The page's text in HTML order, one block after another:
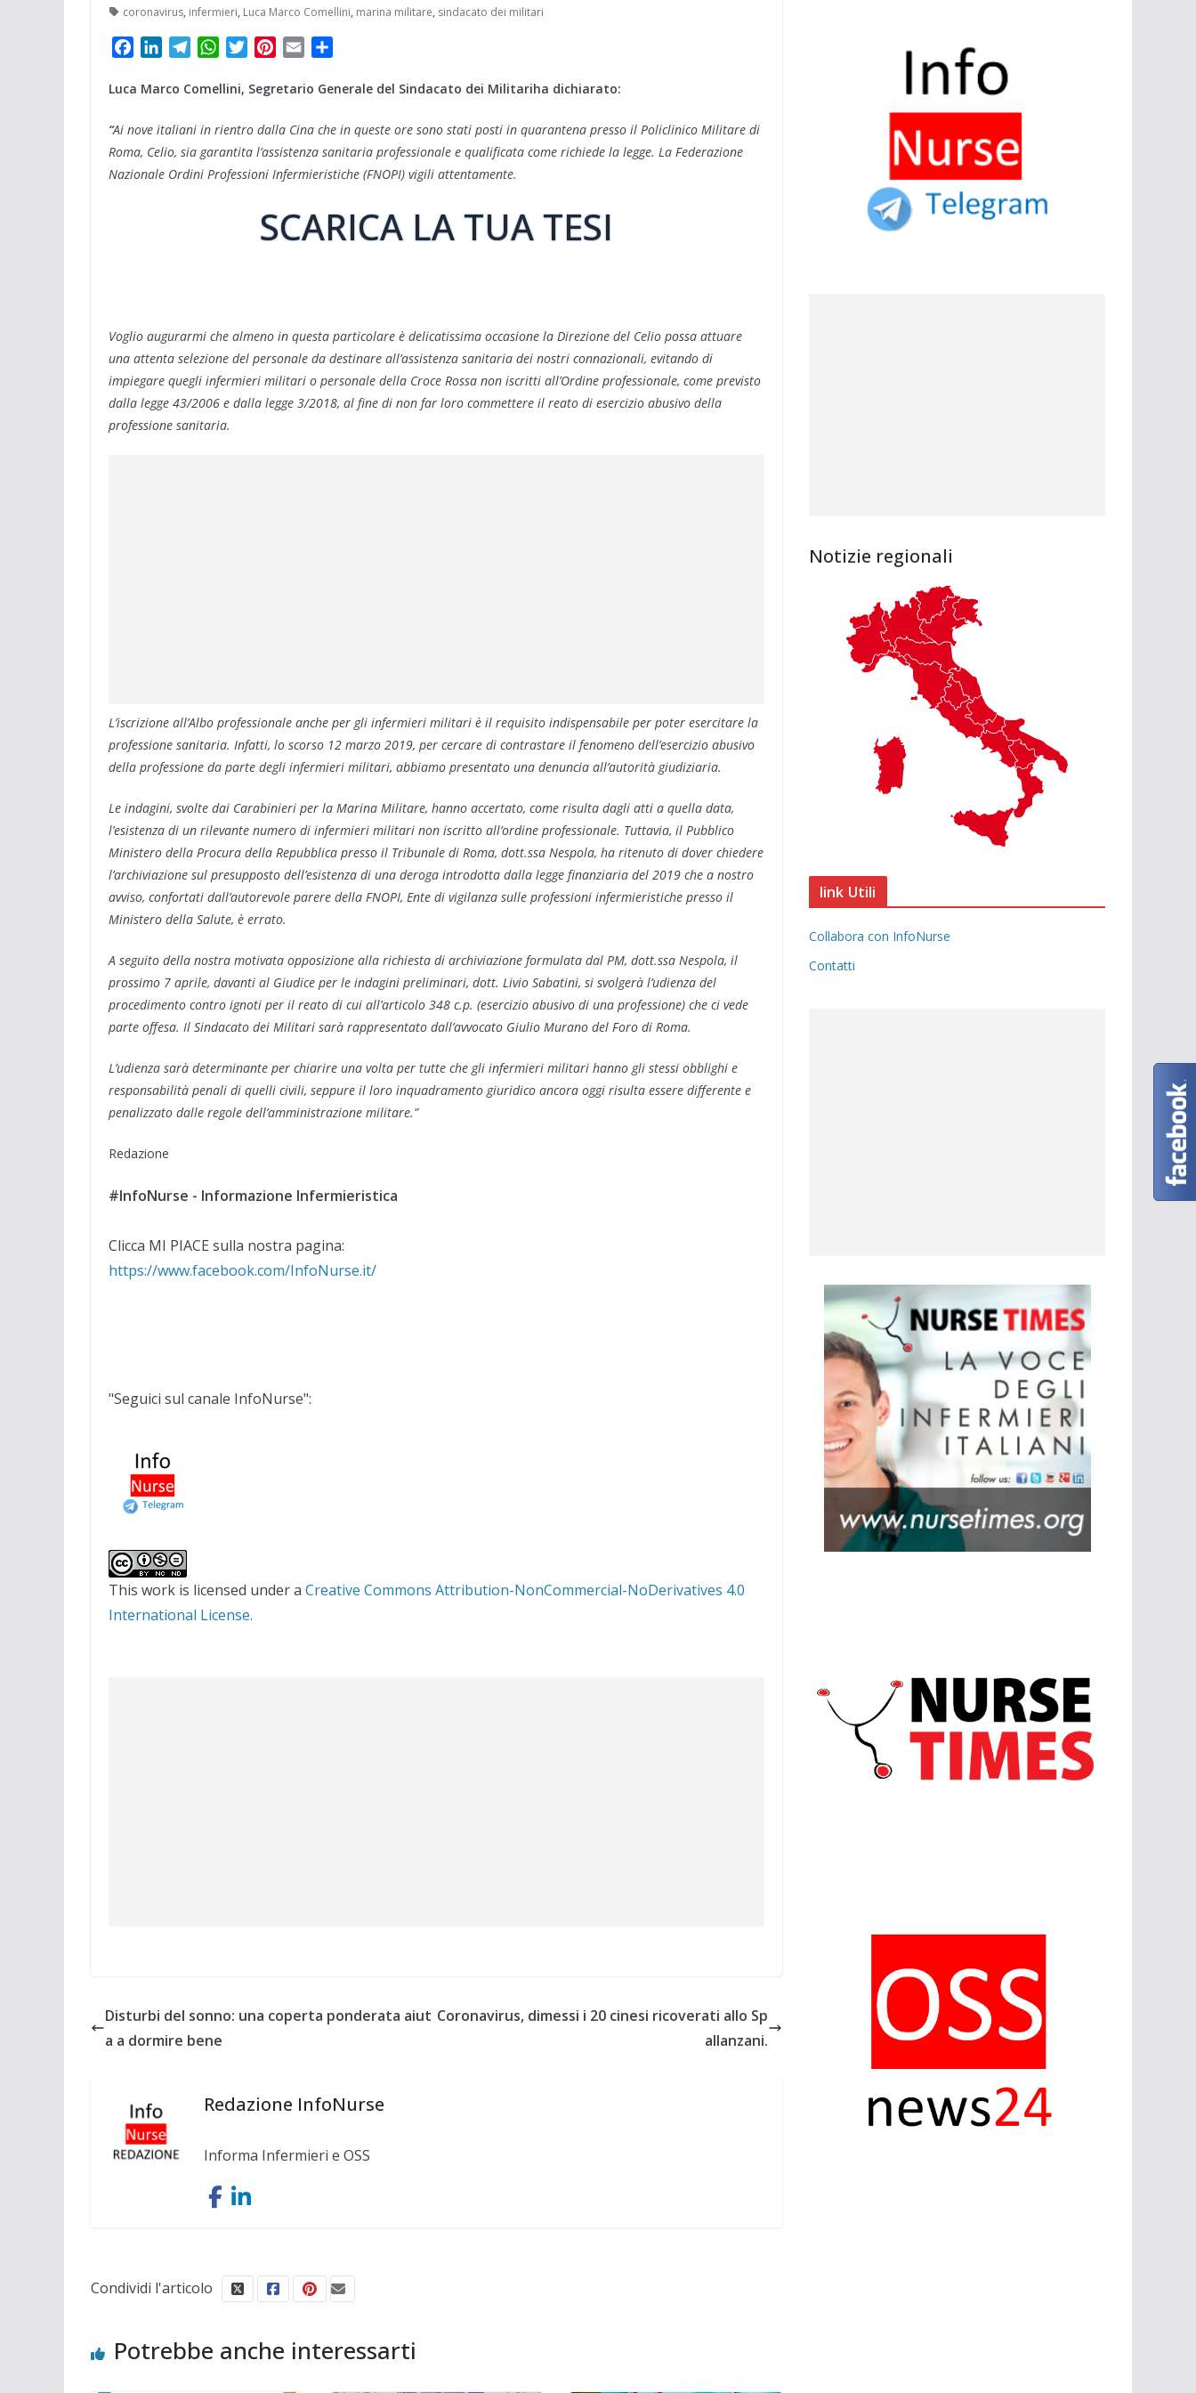
coronavirus, infermieri, Luca Marco Comellini, marina militare, sindacato dei militari
c
b
o
o
n
e
d
I
l
g
r
a
W
a
s
A
p
i
t
e
r
n
e
r
e
t
a
l
n
i
v
i
i
Luca Marco Comellini, Segretario Generale del Sindacato dei Militariha dichiarato:
“Ai nove italiani in rientro dalla Cina che in queste ore sono stati posti in quarantena presso il Policlinico Militare di
Roma, Celio, sia garantita l’assistenza sanitaria professionale e qualificata come richiede la legge. La Federazione
Nazionale Ordini Professioni Infermieristiche (FNOPI) vigili attentamente.
SCARICA LA TUA TESI
Voglio augurarmi che almeno in questa particolare è delicatissima occasione la Direzione del Celio possa attuare
una attenta selezione del personale da destinare all’assistenza sanitaria dei nostri connazionali, evitando di
impiegare quegli infermieri militari o personale della Croce Rossa non iscritti all’Ordine professionale, come previsto
dalla legge 43/2006 e dalla legge 3/2018, al fine di non far loro commettere il reato di esercizio abusivo della
professione sanitaria.
L’iscrizione all’Albo professionale anche per gli infermieri militari è il requisito indispensabile per poter esercitare la
professione sanitaria. Infatti, lo scorso 12 marzo 2019, per cercare di contrastare il fenomeno dell’esercizio abusivo
della professione da parte degli infermieri militari, abbiamo presentato una denuncia all’autorità giudiziaria.
Le indagini, svolte dai Carabinieri per la Marina Militare, hanno accertato, come risulta dagli atti a quella data,
l’esistenza di un rilevante numero di infermieri militari non iscritto all’ordine professionale. Tuttavia, il Pubblico
Ministero della Procura della Repubblica presso il Tribunale di Roma, dott.ssa Nespola, ha ritenuto di dover chiedere
l’archiviazione sul presupposto dell’esistenza di una deroga introdotta dalla legge finanziaria del 2019 che a nostro
avviso, confortati dall’autorevole parere della FNOPI, Ente di vigilanza sulle professioni infermieristiche presso il
Ministero della Salute, è errato.
A seguito della nostra motivata opposizione alla richiesta di archiviazione formulata dal PM, dott.ssa Nespola, il
prossimo 7 aprile, davanti al Giudice per le indagini preliminari, dott. Livio Sabatini, si svolgerà l’udienza del
procedimento contro ignoti per il reato di cui all’articolo 348 c.p. (esercizio abusivo di una professione) che ci vede
parte offesa. Il Sindacato dei Militari sarà rappresentato dall’avvocato Giulio Murano del Foro di Roma.
L’udienza sarà determinante per chiarire una volta per tutte che gli infermieri militari hanno gli stessi obblighi e
responsabilità penali di quelli civili, seppure il loro inquadramento giuridico ancora oggi risulta essere differente e
penalizzato dalle regole dell’amministrazione militare.”
Redazione
#InfoNurse - Informazione Infermieristica
Clicca MI PIACE sulla nostra pagina:
https://www.facebook.com/InfoNurse.it/
"Seguici sul canale InfoNurse":
This work is licensed under a Creative Commons Attribution-NonCommercial-NoDerivatives 4.0
International License.
Disturbi del sonno: una coperta ponderata aiut
a a dormire bene
Coronavirus, dimessi i 20 cinesi ricoverati allo Sp
allanzani.
Redazione InfoNurse
Informa Infermieri e OSS
Condividi l'articolo
Potrebbe anche interessarti
Notizie regionali
link Utili
Collabora con InfoNurse
Contatti